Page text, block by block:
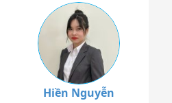
Hiền Nguyễn